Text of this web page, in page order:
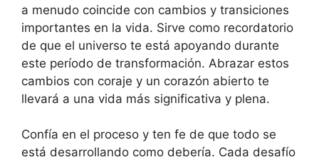
a menudo coincide con cambios y transiciones
importantes en la vida. Sirve como recordatorio
de que el universo te está apoyando durante
este período de transformación. Abrazar estos
cambios con coraje y un corazón abierto te
llevará a una vida más significativa y plena.
Confía en el proceso y ten fe de que todo se
está desarrollando como debería. Cada desafío